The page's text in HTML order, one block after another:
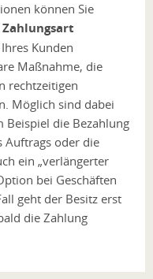
können Sie
Kunden
Maßnahme, die
rechtzeitigen
Möglich sind dabei
Beispiel die Bezahlung
Auftrags oder die
ein „verlängerter
bei Geschäften
geht der Besitz erst
die Zahlung